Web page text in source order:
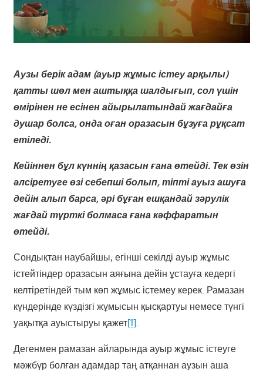
Аузы берік адам (ауыр жұмыс істеу арқылы)
қатты шөл мен аштыққа шалдығып, сол үшін
өмірінен не есінен айырылатындай жағдайға
душар болса, онда оған оразасын бұзуға рұқсат
етіледі.
Кейіннен бұл күннің қазасын ғана өтейді. Тек өзін
әлсіретуге өзі себепші болып, тіпті ауыз ашуға
дейін алып барса, әрі бұған ешқандай зәрулік
жағдай түрткі болмаса ғана кәффаратын
өтейді.
Сондықтан наубайшы, егінші секілді ауыр жұмыс
істейтіндер оразасын аяғына дейін ұстауға кедергі
келтіретіндей тым көп жұмыс істемеу керек. Рамазан
күндерінде күздізгі жұмысын қысқартуы немесе түнгі
уақытқа ауыстыруы қажет[1].
Дегенмен рамазан айларында ауыр жұмыс істеуге
мәжбүр болған адамдар таң атқаннан аузын аша